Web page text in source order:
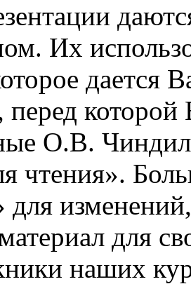
Их
дается
перед
О.В.
чтения».
для
для
наших